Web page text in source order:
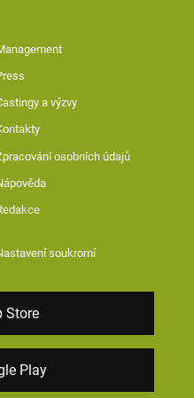
a výzvy
osobních údajů
soukromí
Store
Play